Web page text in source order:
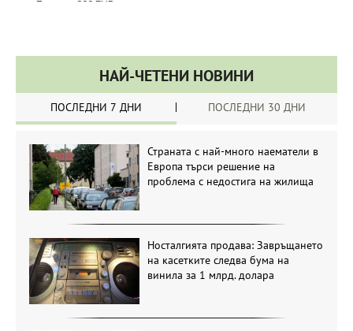
НАЙ-ЧЕТЕНИ НОВИНИ
ПОСЛЕДНИ 7 ДНИ ПОСЛЕДНИ 30 ДНИ
Страната с най-много наематели в
Европа търси решение на
проблема с недостига на жилища
Носталгията продава: Завръщането
на касетките следва бума на
винила за 1 млрд. долара